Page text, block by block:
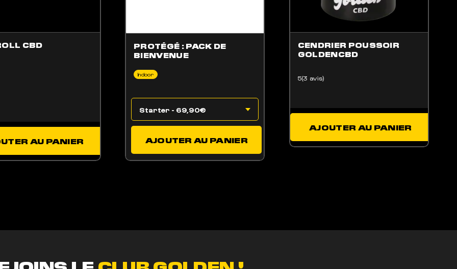
AU PANIER
CBD
AJOUTER AU PANIER
PROTÉGÉ : PACK DE
BIENVENUE
Indoor
AJOUTER AU PANIER
CENDRIER POUSSOIR
GOLDENCBD
5(3 avis)